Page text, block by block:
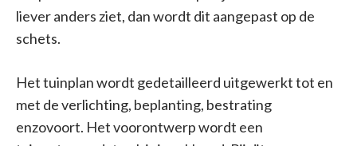
liever anders ziet, dan wordt dit aangepast op de
schets.
Het tuinplan wordt gedetailleerd uitgewerkt tot en
met de verlichting, beplanting, bestrating
enzovoort. Het voorontwerp wordt een